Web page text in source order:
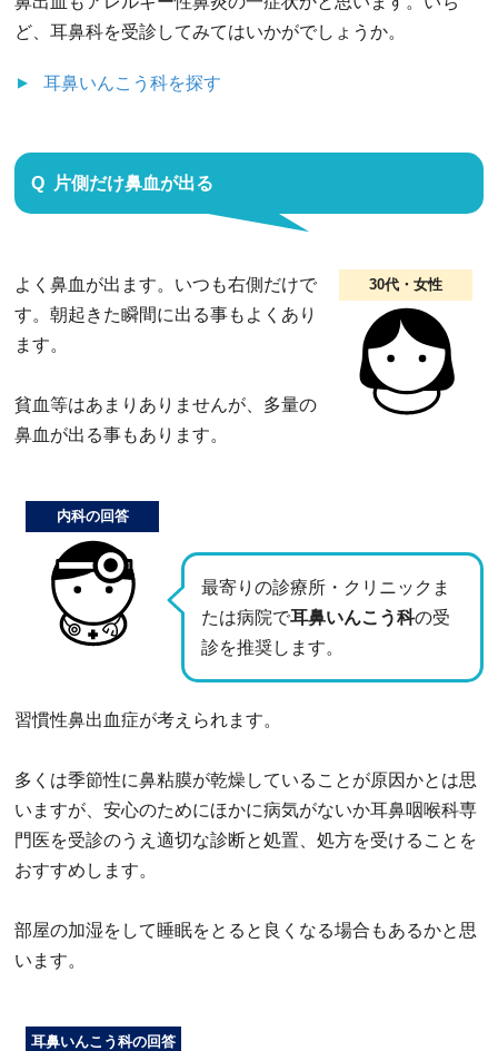
ど、耳鼻科を受診してみてはいかがでしょうか。
耳鼻いんこう科を探す
片側だけ鼻血が出る
30代・女性
よく鼻血が出ます。いつも右側だけで
す。朝起きた瞬間に出る事もよくあり
ます。
貧血等はあまりありませんが、多量の
鼻血が出る事もあります。
最寄りの診療所・クリニックま
たは病院で耳鼻いんこう科の受
診を推奨します。
内科の回答
習慣性鼻出血症が考えられます。
多くは季節性に鼻粘膜が乾燥していることが原因かとは思
いますが、安心のためにほかに病気がないか耳鼻咽喉科専
門医を受診のうえ適切な診断と処置、処方を受けることを
おすすめします。
部屋の加湿をして睡眠をとると良くなる場合もあるかと思
います。
耳鼻いんこう科の回答